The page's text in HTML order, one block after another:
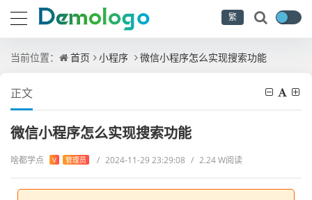
繁
当前位置： 首页 小程序 微信小程序怎么实现搜索功能
正文
微信小程序怎么实现搜索功能
啥都学点 V 管理员 / 2024-11-29 23:29:08 / 2.24 W阅读